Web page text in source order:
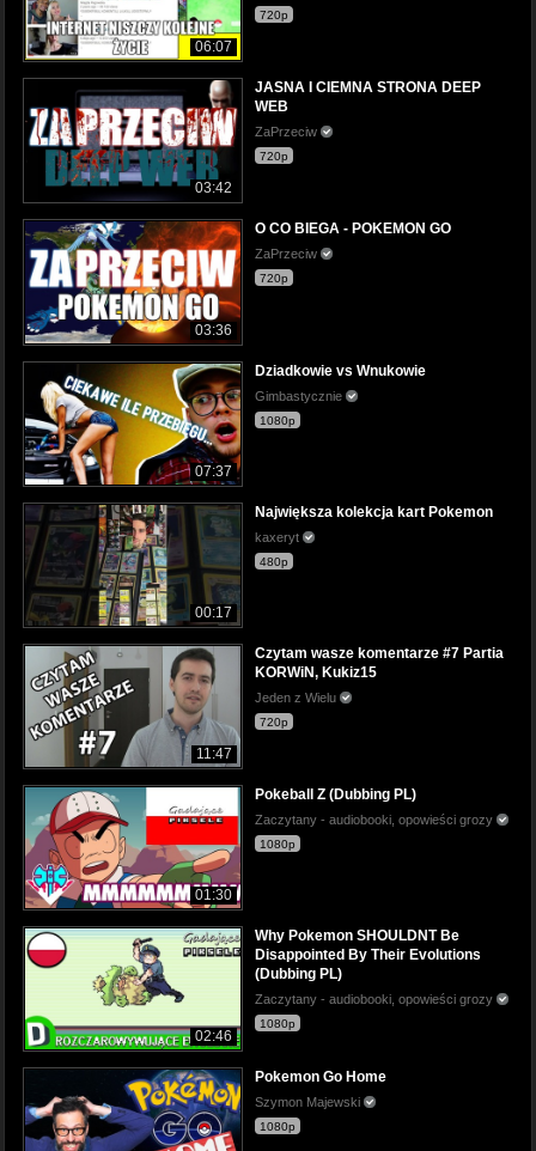
06:07
720p
03:42
JASNA I CIEMNA STRONA DEEP
WEB
ZaPrzeciw
720p
03:36
O CO BIEGA - POKEMON GO
ZaPrzeciw
720p
07:37
Dziadkowie vs Wnukowie
Gimbastycznie
1080p
00:17
Największa kolekcja kart Pokemon
kaxeryt
480p
11:47
Czytam wasze komentarze #7 Partia
KORWiN, Kukiz15
Jeden z Wielu
720p
01:30
Pokeball Z (Dubbing PL)
Zaczytany - audiobooki, opowieści grozy
1080p
02:46
Why Pokemon SHOULDNT Be
Disappointed By Their Evolutions
(Dubbing PL)
Zaczytany - audiobooki, opowieści grozy
1080p
Pokemon Go Home
Szymon Majewski
1080p